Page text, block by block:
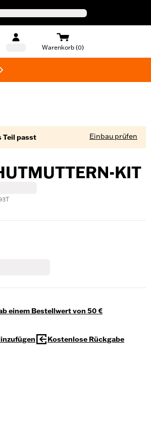
Warenkorb (0)
Teil passt Einbau prüfen
KIT
einem Bestellwert von 50 €
Kostenlose Rückgabe